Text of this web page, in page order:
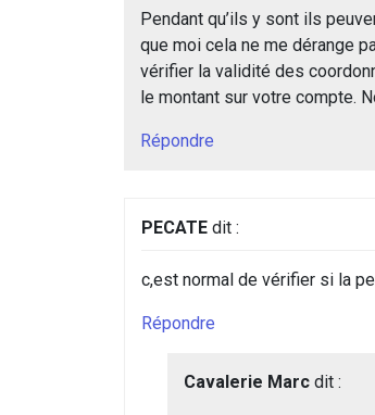
Pendant qu’ils y sont ils
que moi cela ne me dérange
vérifier la validité des
le montant sur votre compte.
Répondre
PECATE dit :
c,est normal de vérifier si la
Répondre
Cavalerie Marc dit :